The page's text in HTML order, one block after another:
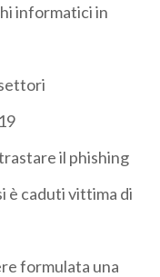
informatici in
il phishing
è caduti vittima di
formulata una